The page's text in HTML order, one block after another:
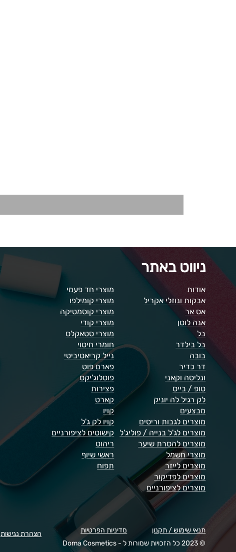
ניווט באתר
מוצרי חד פעמי
מוצרי קומילפו
מוצרי קוסמטיקה
מוצרי קודי
מוצרי סטאקלס
חומרי חיטוי
נייל קריאטיביטי
פארם פוט
פוטלוג'יקס
פצירות
קארט
קויו
קויו לק ג'ל
קישוטים לציפורניים
ריהוט
ראשי שיוף
תפוח
אודות
אבקות ונוזלי אקריל
אס אר
אנה לוטן
בל
בל בילדר
בובה
דר כדיר
ונליסה וקאני
טופ / בייס
לק רגיל לה יוניק
מבצעים
מוצרים לגבות וריסים
מוצרים לג'ל בנייה / פוליג'ל
מוצרים להסרת שיער
מוצרי חשמל
מוצרים לייזר
מוצרים לפדיקור
מוצרים לציפורניים
מדיניות הפרטיות
תנאי שימוש / תקנון
© 2023 כל הזכויות שמורות ל - Doma Cosmetics
הצהרת נגישות